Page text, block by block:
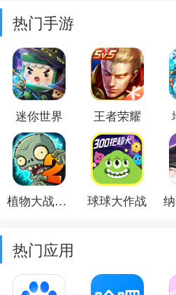
热门手游
迷你世界 王者荣耀
植物大战僵尸2 球球大作战
热门应用